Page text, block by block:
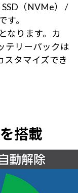
（NVMe） /
。
なります。カ
テリーパックは
スタマイズでき
搭載